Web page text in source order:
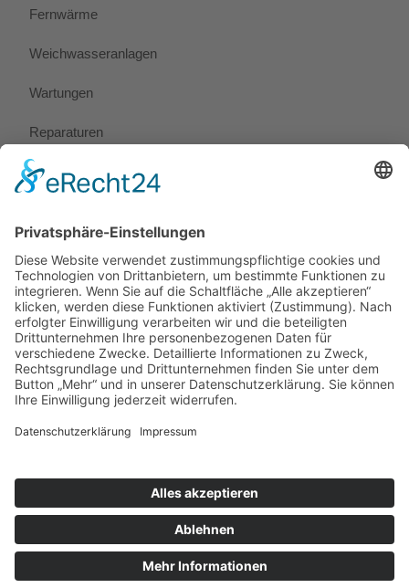
Fernwärme
Weichwasseranlagen
Wartungen
Reparaturen
Notdienst
Rechtliches
Impressum
Datenschutz
Informationen zur Verbraucherschlichtung
Privatsphäre-Einstellungen